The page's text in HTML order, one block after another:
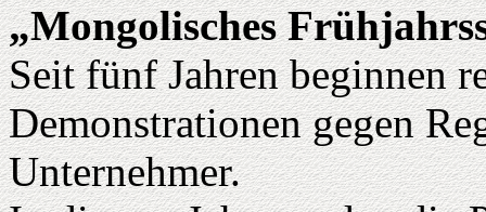
„Mongolisches
Seit fünf Jahren beginnen
Demonstrationen gegen
Unternehmer.